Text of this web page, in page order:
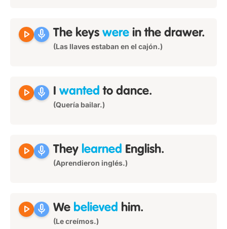
play_arrow mic The keys were in the drawer.
(Las llaves estaban en el cajón.)
play_arrow mic I wanted to dance.
(Quería bailar.)
play_arrow mic They learned English.
(Aprendieron inglés.)
play_arrow mic We believed him.
(Le creímos.)